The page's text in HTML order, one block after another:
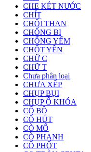
CHE KÉT NƯỚC
CHÍT
CHỔI THAN
CHỐNG BI
CHỐNG YẾM
CHỐT YÊN
CHỮ C
CHỮ T
Chưa phân loại
CHƯA XẾP
CHỤP BỤI
CHỤP Ổ KHÓA
CỔ BÔ
CỔ HÚT
CÒ MỔ
CÒ PHANH
CỔ PHỐT